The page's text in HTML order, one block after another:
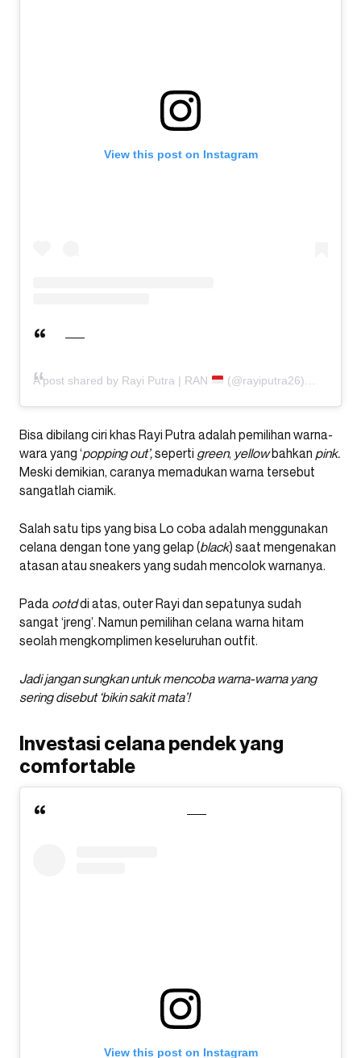
View this post on Instagram
A post shared by Rayi Putra | RAN (@rayiputra26)
Bisa dibilang ciri khas Rayi Putra adalah pemilihan warna-
wara yang ‘popping out’,seperti green, yellowbahkan pink.
Meski demikian, caranya memadukan warna tersebut
sangatlah ciamik.
Salah satu tips yang bisa Lo coba adalah menggunakan
celana dengan tone yang gelap (black) saat mengenakan
atasan atau sneakers yang sudah mencolok warnanya.
Pada ootddi atas, outer Rayi dan sepatunya sudah
sangat ‘jreng’. Namun pemilihan celana warna hitam
seolah mengkomplimen keseluruhan outfit.
Jadi jangan sungkan untuk mencoba warna-warna yang
sering disebut ‘bikin sakit mata’!
Investasi celana pendek yang
comfortable
View this post on Instagram